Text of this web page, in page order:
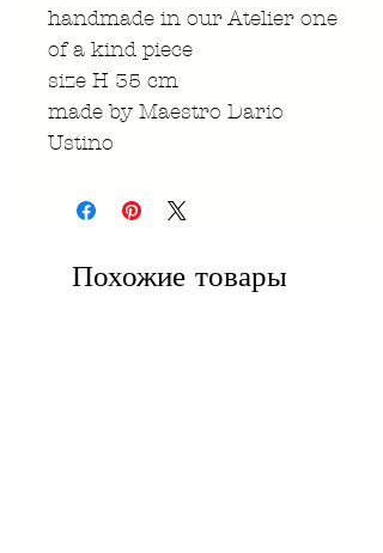
handmade in our Atelier one
of a kind piece
size H 35 cm
made by Maestro Dario
Ustino
Похожие товары